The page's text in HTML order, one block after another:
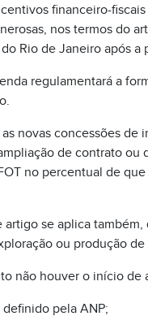
financeiro-
nos termos do
Rio de Janeiro após
regulamentará a
novas concessões
de contrato
no percentual de que
se aplica
ou produção
não houver o início de
pela ANP;